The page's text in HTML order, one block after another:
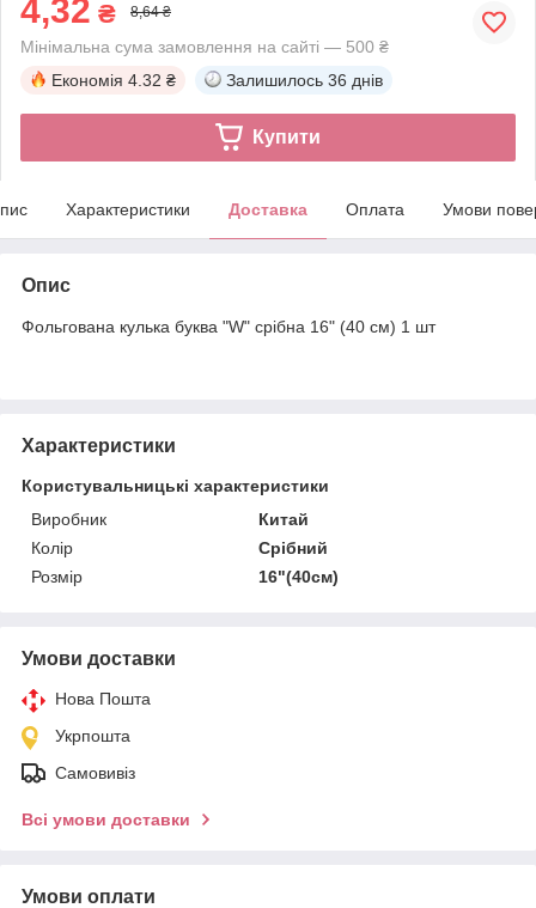
4,32 ₴ 8,64 ₴
Мінімальна сума замовлення на сайті — 500 ₴
Економія 4.32 ₴ Залишилось 36 днів
Купити
Характеристики Доставка Оплата Умови
Опис
Фольгована кулька буква "W" срібна 16" (40 см) 1 шт
Характеристики
Користувальницькі характеристики
Виробник
Китай
Колір
Срібний
Розмір
16"(40см)
Умови доставки
Нова Пошта
Укрпошта
Самовивіз
Всі умови доставки
Умови оплати